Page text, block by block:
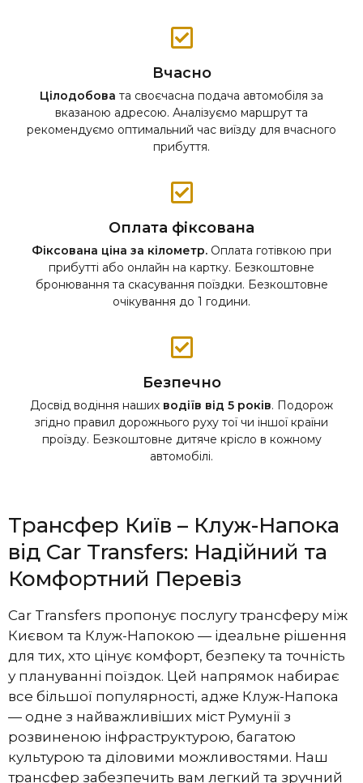
Вчасно
Цілодобова та своєчасна подача автомобіля за
вказаною адресою. Аналізуємо маршрут та
рекомендуємо оптимальний час виїзду для вчасного
прибуття.
Оплата фіксована
Фіксована ціна за кілометр. Оплата готівкою при
прибутті або онлайн на картку. Безкоштовне
бронювання та скасування поїздки. Безкоштовне
очікування до 1 години.
Безпечно
Досвід водіння наших водіїв від 5 років. Подорож
згідно правил дорожнього руху тої чи іншої країни
проїзду. Безкоштовне дитяче крісло в кожному
автомобілі.
Трансфер Київ – Клуж-Напока
від Car Transfers: Надійний та
Комфортний Перевіз
Car Transfers пропонує послугу трансферу між
Києвом та Клуж-Напокою — ідеальне рішення
для тих, хто цінує комфорт, безпеку та точність
у плануванні поїздок. Цей напрямок набирає
все більшої популярності, адже Клуж-Напока
— одне з найважливіших міст Румунії з
розвиненою інфраструктурою, багатою
культурою та діловими можливостями. Наш
трансфер забезпечить вам легкий та зручний